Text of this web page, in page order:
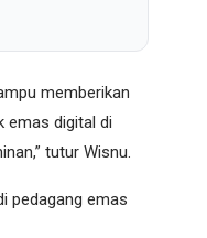
memberikan
emas digital di
tutur Wisnu.
pedagang emas